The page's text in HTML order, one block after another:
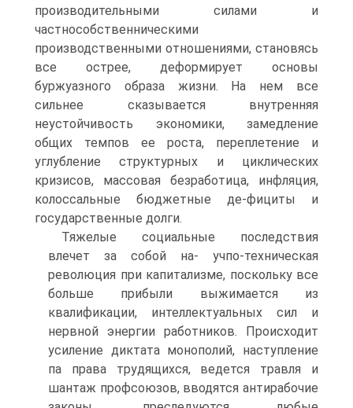
производительными силами и
частнособственническими
производственными отношениями, становясь
все острее, деформирует основы
буржуазного образа жизни. На нем все
сильнее сказывается внутренняя
неустойчивость экономики, замедление
общих темпов ее роста, переплетение и
углубление структурных и циклических
кризисов, массовая безработица, инфляция,
колоссальные бюджетные де-фициты и
государственные долги.
Тяжелые социальные последствия
влечет за собой на- учпо-техническая
революция при капитализме, поскольку все
больше прибыли выжимается из
квалификации, интеллектуальных сил и
нервной энергии работников. Происходит
усиление диктата монополий, наступление
па права трудящихся, ведется травля и
шантаж профсоюзов, вводятся антирабочие